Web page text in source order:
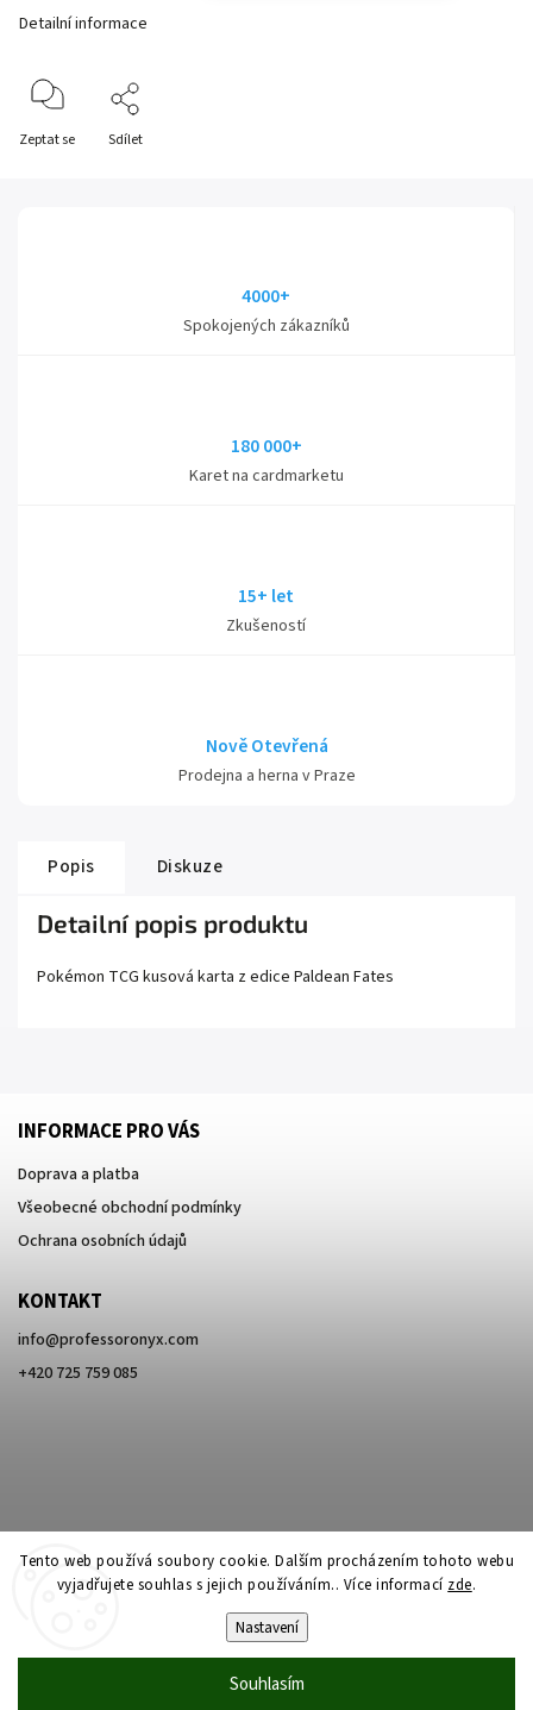
Tento web používá soubory cookie. Dalším procházením tohoto webu
vyjadřujete souhlas s jejich používáním.. Více informací zde.
Nastavení
Souhlasím
Detailní informace
Zeptat se Sdílet
4000+
Spokojených zákazníků
180 000+
Karet na cardmarketu
15+ let
Zkušeností
Nově Otevřená
Prodejna a herna v Praze
Popis Diskuze
Detailní popis produktu
Pokémon TCG kusová karta z edice Paldean Fates
INFORMACE PRO VÁS
Doprava a platba
Všeobecné obchodní podmínky
Ochrana osobních údajů
KONTAKT
info@professoronyx.com
+420 725 759 085
Professor Onyx. Všechna práva vyhrazena.